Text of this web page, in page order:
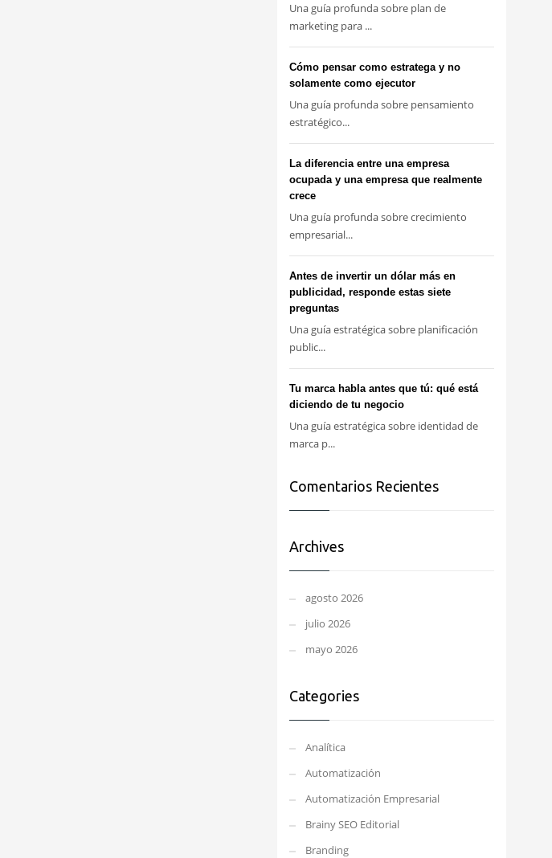
Una guía profunda sobre plan de
marketing para ...
Cómo pensar como estratega y no
solamente como ejecutor
Una guía profunda sobre pensamiento
estratégico...
La diferencia entre una empresa
ocupada y una empresa que realmente
crece
Una guía profunda sobre crecimiento
empresarial...
Antes de invertir un dólar más en
publicidad, responde estas siete
preguntas
Una guía estratégica sobre planificación
public...
Tu marca habla antes que tú: qué está
diciendo de tu negocio
Una guía estratégica sobre identidad de
marca p...
Comentarios Recientes
Archives
agosto 2026
julio 2026
mayo 2026
Categories
Analítica
Automatización
Automatización Empresarial
Brainy SEO Editorial
Branding